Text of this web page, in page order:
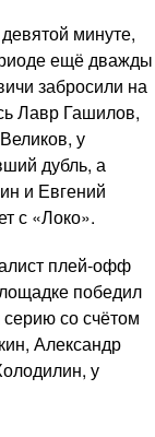
минуте,
ещё дважды
забросили на
Лавр Гашилов,
у
дубль, а
и Евгений
с «Локо».
плей-офф
победил
со счётом
Александр
у